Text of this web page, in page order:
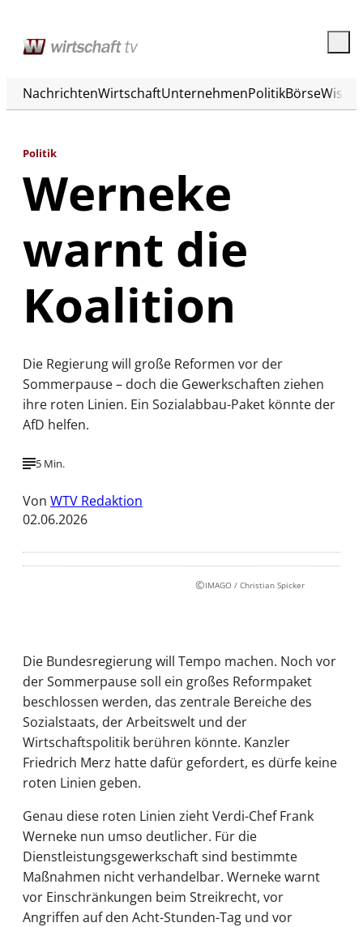
NachrichtenWirtschaftUnternehmenPolitikBörse
Politik
Werneke
warnt die
Koalition
Die Regierung will große Reformen vor der
Sommerpause – doch die Gewerkschaften ziehen
ihre roten Linien. Ein Sozialabbau-Paket könnte der
AfD helfen.
5 Min.
Von WTV Redaktion
02.06.2026
©IMAGO / Christian Spicker
Die Bundesregierung will Tempo machen. Noch vor
der Sommerpause soll ein großes Reformpaket
beschlossen werden, das zentrale Bereiche des
Sozialstaats, der Arbeitswelt und der
Wirtschaftspolitik berühren könnte. Kanzler
Friedrich Merz hatte dafür gefordert, es dürfe keine
roten Linien geben.
Genau diese roten Linien zieht Verdi-Chef Frank
Werneke nun umso deutlicher. Für die
Dienstleistungsgewerkschaft sind bestimmte
Maßnahmen nicht verhandelbar. Werneke warnt
vor Einschränkungen beim Streikrecht, vor
Angriffen auf den Acht-Stunden-Tag und vor